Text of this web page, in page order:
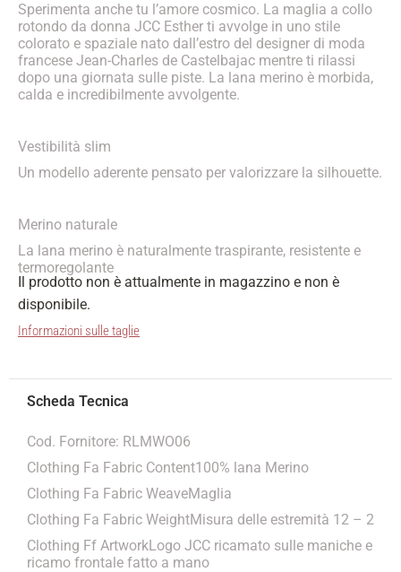
Sperimenta anche tu l’amore cosmico. La maglia a collo
rotondo da donna JCC Esther ti avvolge in uno stile
colorato e spaziale nato dall’estro del designer di moda
francese Jean-Charles de Castelbajac mentre ti rilassi
dopo una giornata sulle piste. La lana merino è morbida,
calda e incredibilmente avvolgente.
Vestibilità slim
Un modello aderente pensato per valorizzare la silhouette.
Merino naturale
La lana merino è naturalmente traspirante, resistente e
termoregolante
Il prodotto non è attualmente in magazzino e non è
disponibile.
Informazioni sulle taglie
Cod. Fornitore: RLMWO06
Clothing Fa Fabric Content100% lana Merino
Clothing Fa Fabric WeaveMaglia
Clothing Fa Fabric WeightMisura delle estremità 12 – 2
Clothing Ff ArtworkLogo JCC ricamato sulle maniche e
ricamo frontale fatto a mano